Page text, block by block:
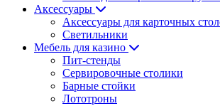
Аксессуары
Аксессуары для карточных
Светильники
Мебель для казино
Пит-стенды
Сервировочные столики
Барные стойки
Лототроны